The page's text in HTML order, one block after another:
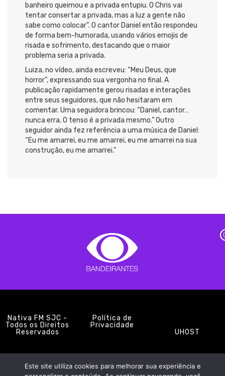
banheiro queimou e a privada entupiu. O Chris vai
tentar consertar a privada, mas a luz a gente não
sabe como colocar”. O cantor Daniel então respondeu
de forma bem-humorada, usando vários emojis de
risada e sofrimento, destacando que o maior
problema seria a privada.
Luiza, no vídeo, ainda escreveu: “Meu Deus, que
horror”, expressando sua vergonha no final. A
publicação rapidamente gerou risadas e interações
entre seus seguidores, que não hesitaram em
comentar. Uma seguidora brincou: “Daniel, cantor…
nunca erra. O tenso é a privada mesmo.” Outro
seguidor ainda fez referência a uma música de Daniel:
“Eu me amarrei, eu me amarrei, eu me amarrei na sua
construção, eu me amarrei.”
Nativa FM SJC -
Todos os Direitos
Reservados
Política de
Privacidade
UHOST
PROMOÇÕES EQUIPE NOTÍCIAS CONTATO
Este site utiliza cookies para melhorar sua experiência e